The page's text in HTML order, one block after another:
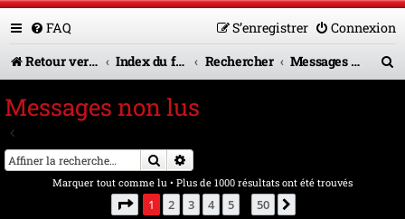
FAQ Connexion
S’enregistrer
Retour vers le site U.A.G.R.
Index du forum Rechercher Messages non lus
Messages non lus
Rechercher
Marquer tout comme lu • Plus de 1000 résultats ont été trouvés
Page 1sur50
1 2 3 4 5 50